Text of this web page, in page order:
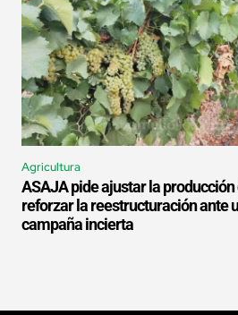
Agricultura
ASAJA pide ajustar la producción
reforzar la reestructuración ante
campaña incierta